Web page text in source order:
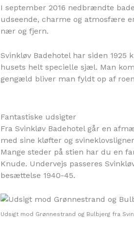
I september 2016 nedbrændte
udseende, charme og atmosfære
nær og fjern.
Svinkløv Badehotel har siden
husets helt specielle sjæl. Man
gengæld bliver man fyldt op af
Fantastiske udsigter
Fra Svinkløv Badehotel går en
med sine kløfter og
Mange steder på stien har du en
Knude. Undervejs passeres
besættelse 1940-45.
Udsigt mod Grønnestrand og Bulbjerg fra